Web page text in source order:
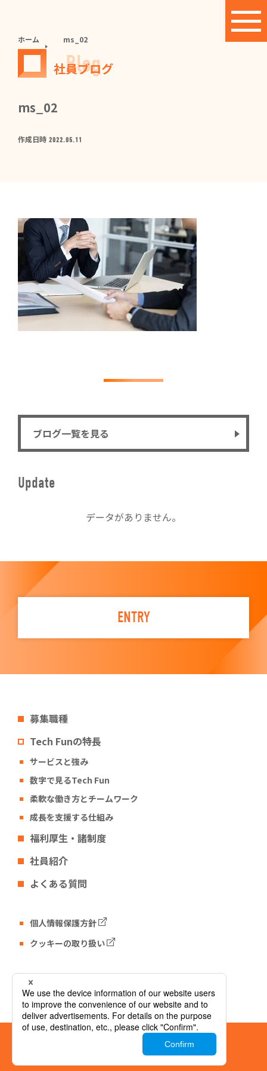
ホーム ms_02
Blog
社員ブログ
ms_02
作成日時 2022.05.11
ブログ一覧を見る
Update
データがありません。
ENTRY
募集職種
Tech Funの特長
サービスと強み
数字で見るTech Fun
柔軟な働き方とチームワーク
成長を支援する仕組み
福利厚生・諸制度
社員紹介
よくある質問
個人情報保護方針
クッキーの取り扱い
Tech Fun コーポレートサイト
© Tech Fun Corporation